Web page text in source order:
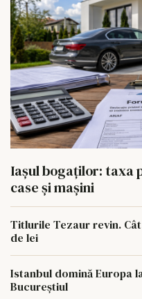
Iașul bogaților: taxa
case și mașini
Titlurile Tezaur revin.
de lei
Istanbul domină Europa
Bucureștiul